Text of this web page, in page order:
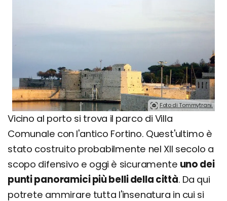
Foto di Tommytrani.
Vicino al porto si trova il parco di Villa
Comunale con l'antico Fortino. Quest'ultimo è
stato costruito probabilmente nel XII secolo a
scopo difensivo e oggi è sicuramente uno dei
punti panoramici più belli della città. Da qui
potrete ammirare tutta l'insenatura in cui si